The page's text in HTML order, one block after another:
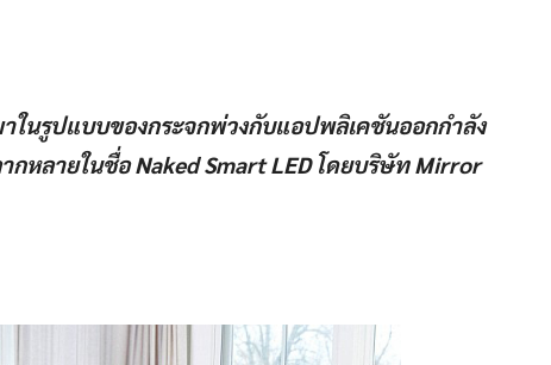
ในรูปแบบของกระจกพ่วงกับแอปพลิเคชันออกกำลัง
กหลายในชื่อNaked Smart LED โดยบริษัท Mirror